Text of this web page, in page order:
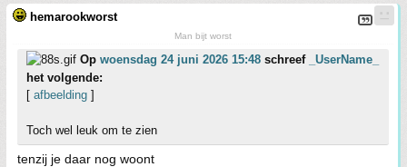
hemarookworst
Man bijt worst
Op woensdag 24 juni 2026 15:48 schreef
_UserName_
het volgende:
[ afbeelding ]
Toch wel leuk om te zien
tenzij je daar nog woont